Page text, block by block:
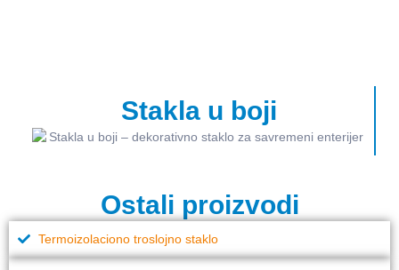
Stakla u boji
Ostali proizvodi
Termoizolaciono troslojno staklo